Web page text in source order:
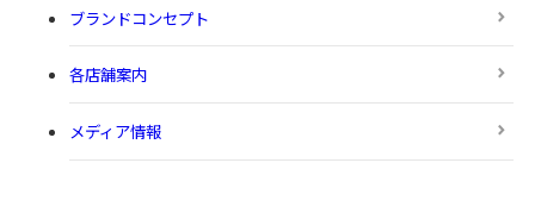
ブランドコンセプト
各店舗案内
メディア情報